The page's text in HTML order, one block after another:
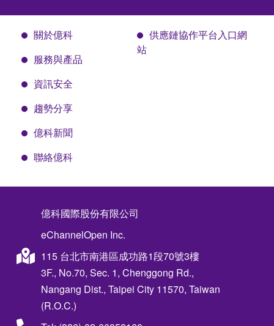
億科國際股份有限公司
eChannelOpen Inc.
115 台北市南港區成功路1段70號3樓
3F., No.70, Sec. 1, Chenggong Rd.,
Nangang Dist., Taipei City 11570, Taiwan
(R.O.C.)
關於億科
服務與產品
資訊安全
趨勢分享
億科新聞
聯絡億科
供應鏈協作平台入口網
站